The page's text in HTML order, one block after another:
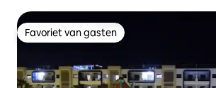
Favoriet van gasten
Favoriet van gasten